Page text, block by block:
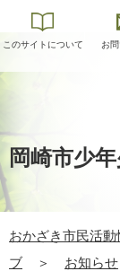
このサイトについて お
岡崎市少
おかざき市民活
ブ
＞ お知らせ